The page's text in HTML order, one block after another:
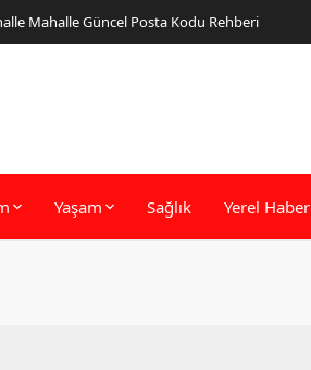
Mahalle Güncel Posta Kodu Rehberi
Yaşam Sağlık Yerel Haber